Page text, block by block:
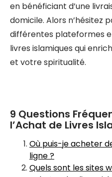
en bénéficiant d’une
domicile. Alors n’hésitez
différentes plateformes
livres islamiques qui
et votre spiritualité.
9 Questions
l’Achat de Livres
Où puis-je acheter
ligne ?
Quels sont les sites